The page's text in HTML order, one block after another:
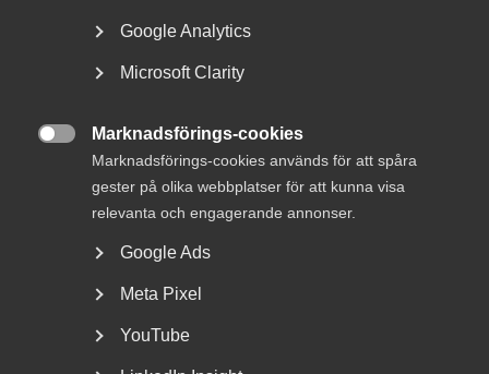
Google Analytics
Microsoft Clarity
Marknadsförings-cookies
Marknadsförings-cookies används för att spåra
gester på olika webbplatser för att kunna visa
relevanta och engagerande annonser.
Google Ads
Meta Pixel
YouTube
Jobb & karriär
Om Almega
Rådgivning, hjälp och
Rådgivning och hjälp